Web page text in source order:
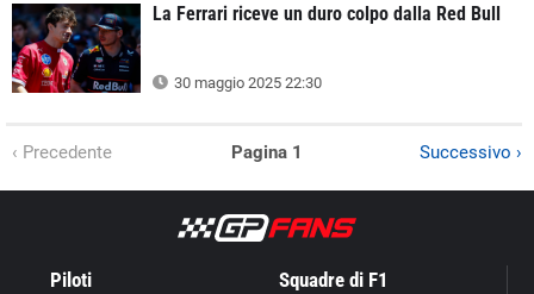
La Ferrari riceve un duro colpo dalla Red Bull
30 maggio 2025 22:30
‹ Precedente Pagina 1 Successivo ›
Piloti Squadre di F1